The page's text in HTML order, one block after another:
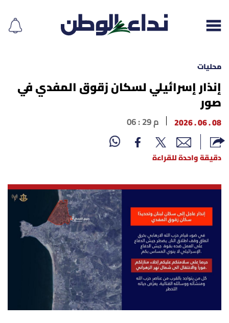
إقرأ الجريدة
لبنان
الغلاف
نداء اليوم
محليات
أسرار
متفرقات
محليات
إنذار إسرائيلي لسكان زقوق المفدي في
صور
08 . 06 . 2026 06 : 29 م
دقيقة واحدة للقراءة